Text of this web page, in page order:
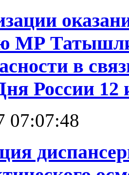
МР
в
России 12
07:07:48